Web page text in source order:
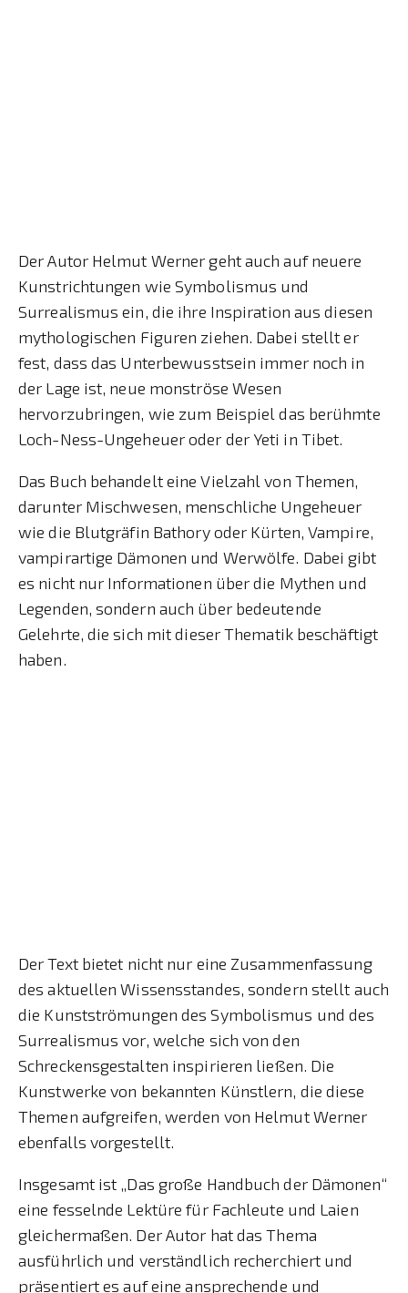
Der Autor Helmut Werner geht auch auf neuere
Kunstrichtungen wie Symbolismus und
Surrealismus ein, die ihre Inspiration aus diesen
mythologischen Figuren ziehen. Dabei stellt er
fest, dass das Unterbewusstsein immer noch in
der Lage ist, neue monströse Wesen
hervorzubringen, wie zum Beispiel das berühmte
Loch-Ness-Ungeheuer oder der Yeti in Tibet.
Das Buch behandelt eine Vielzahl von Themen,
darunter Mischwesen, menschliche Ungeheuer
wie die Blutgräfin Bathory oder Kürten, Vampire,
vampirartige Dämonen und Werwölfe. Dabei gibt
es nicht nur Informationen über die Mythen und
Legenden, sondern auch über bedeutende
Gelehrte, die sich mit dieser Thematik beschäftigt
haben.
Der Text bietet nicht nur eine Zusammenfassung
des aktuellen Wissensstandes, sondern stellt auch
die Kunstströmungen des Symbolismus und des
Surrealismus vor, welche sich von den
Schreckensgestalten inspirieren ließen. Die
Kunstwerke von bekannten Künstlern, die diese
Themen aufgreifen, werden von Helmut Werner
ebenfalls vorgestellt.
Insgesamt ist „Das große Handbuch der Dämonen“
eine fesselnde Lektüre für Fachleute und Laien
gleichermaßen. Der Autor hat das Thema
ausführlich und verständlich recherchiert und
präsentiert es auf eine ansprechende und